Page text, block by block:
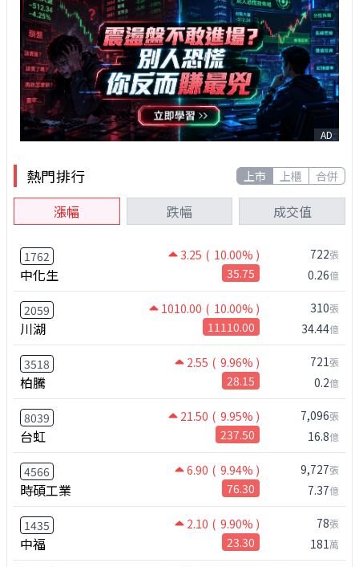
AD
熱門排行 上市 上櫃 合併
漲幅 跌幅 成交值
1762 3.25 ( 10.00% )
中化生 35.75
722張
0.26億
2059 1010.00 ( 10.00% )
川湖 11110.00
310張
34.44億
3518 2.55 ( 9.96% )
柏騰 28.15
721張
0.2億
8039 21.50 ( 9.95% )
台虹 237.50
7,096張
16.8億
4566 6.90 ( 9.94% )
時碩工業 76.30
9,727張
7.37億
1435 2.10 ( 9.90% )
中福 23.30
78張
181萬